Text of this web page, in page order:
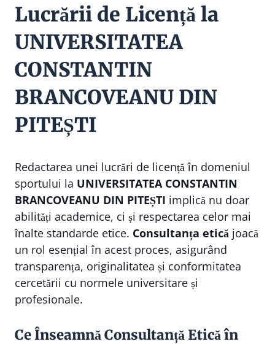
Lucrării de Licență la
UNIVERSITATEA
CONSTANTIN
BRANCOVEANU DIN
PITEȘTI
Redactarea unei lucrări de licență în domeniul
sportului la UNIVERSITATEA CONSTANTIN
BRANCOVEANU DIN PITEȘTI implică nu doar
abilități academice, ci și respectarea celor mai
înalte standarde etice. Consultanța etică joacă
un rol esențial în acest proces, asigurând
transparența, originalitatea și conformitatea
cercetării cu normele universitare și
profesionale.
Ce Înseamnă Consultanță Etică în